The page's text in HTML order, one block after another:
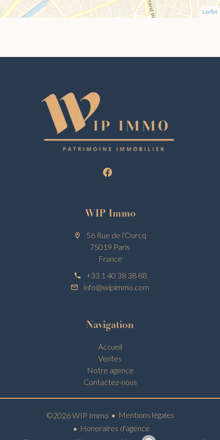
Leaflet
WIP Immo
56 Rue de l'Ourcq
75019 Paris
France
+33 1 40 38 38 88
info@wipimmo.com
Navigation
Accueil
Ventes
Notre agence
Contactez-nous
©2026 WIP Immo
Mentions légales
Honoraires d'agence